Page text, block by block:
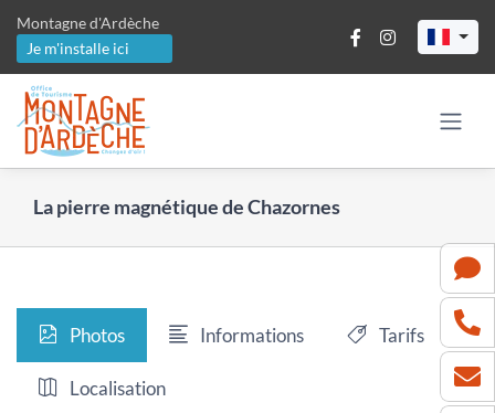
contenu
Montagne d'Ardèche
Je m'installe ici
La pierre magnétique de Chazornes
Photos Informations Tarifs
Localisation